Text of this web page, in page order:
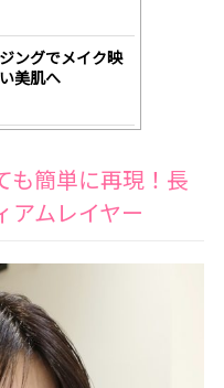
ングでメイク映
美肌へ
も簡単に再現！長
アムレイヤー